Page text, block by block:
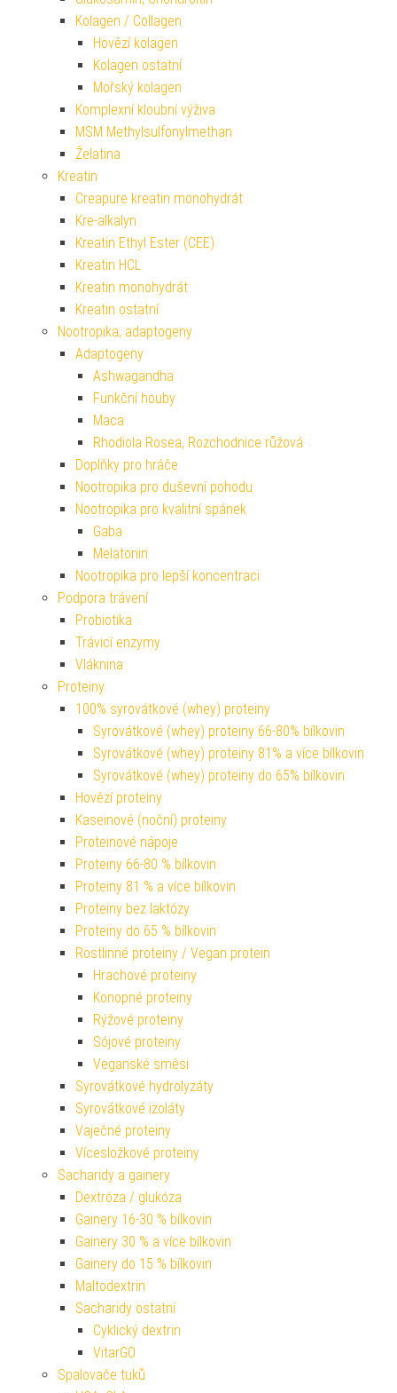
Kolagen / Collagen
Hovězí kolagen
Kolagen ostatní
Mořský kolagen
Komplexní kloubní výživa
MSM Methylsulfonylmethan
Želatina
Kreatin
Creapure kreatin monohydrát
Kre-alkalyn
Kreatin Ethyl Ester (CEE)
Kreatin HCL
Kreatin monohydrát
Kreatin ostatní
Nootropika, adaptogeny
Adaptogeny
Ashwagandha
Funkční houby
Maca
Rhodiola Rosea, Rozchodnice růžová
Doplňky pro hráče
Nootropika pro duševní pohodu
Nootropika pro kvalitní spánek
Gaba
Melatonin
Nootropika pro lepší koncentraci
Podpora trávení
Probiotika
Trávicí enzymy
Vláknina
Proteiny
100% syrovátkové (whey) proteiny
Syrovátkové (whey) proteiny 66-80% bílkovin
Syrovátkové (whey) proteiny 81% a více bílkovin
Syrovátkové (whey) proteiny do 65% bílkovin
Hovězí proteiny
Kaseinové (noční) proteiny
Proteinové nápoje
Proteiny 66-80 % bílkovin
Proteiny 81 % a více bílkovin
Proteiny bez laktózy
Proteiny do 65 % bílkovin
Rostlinné proteiny / Vegan protein
Hrachové proteiny
Konopné proteiny
Rýžové proteiny
Sójové proteiny
Veganské směsi
Syrovátkové hydrolyzáty
Syrovátkové izoláty
Vaječné proteiny
Vícesložkové proteiny
Sacharidy a gainery
Dextróza / glukóza
Gainery 16-30 % bílkovin
Gainery 30 % a více bílkovin
Gainery do 15 % bílkovin
Maltodextrin
Sacharidy ostatní
Cyklický dextrin
VitarGO
Spalovače tuků